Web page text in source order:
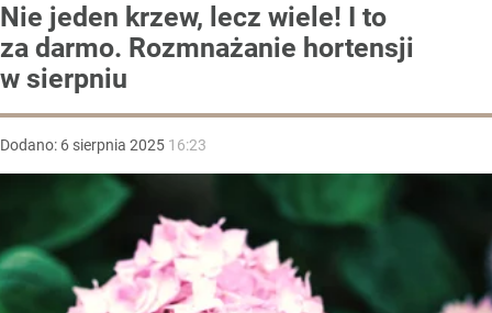
Nie jeden krzew, lecz wiele! I to
za darmo. Rozmnażanie hortensji
w sierpniu
Dodano: 6 sierpnia 2025 16:23